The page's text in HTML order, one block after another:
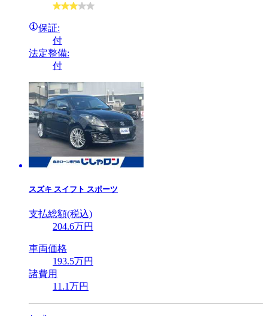
保証:
付
法定整備:
付
スズキ スイフト スポーツ
支払総額(税込)
204.6万円
車両価格
193.5万円
諸費用
11 .1万円